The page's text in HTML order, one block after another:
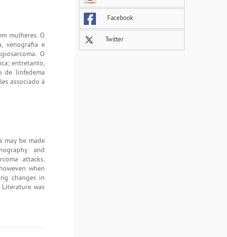
mulheres. O
venografia e
O
entretanto,
de linfedema
associado à
may be made
and
attacks.
when
changes in
was
Facebook
Twitter